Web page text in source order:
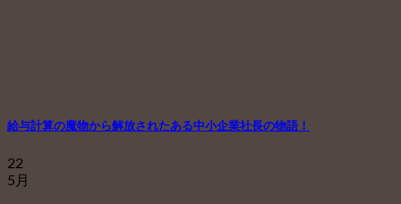
給与計算の魔物から解放されたある中小企業社長の物語！
22
5月